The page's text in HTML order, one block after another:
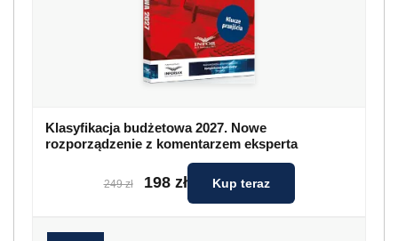
Klasyfikacja budżetowa 2027. Nowe
rozporządzenie z komentarzem eksperta
249 zł 198 zł Kup teraz